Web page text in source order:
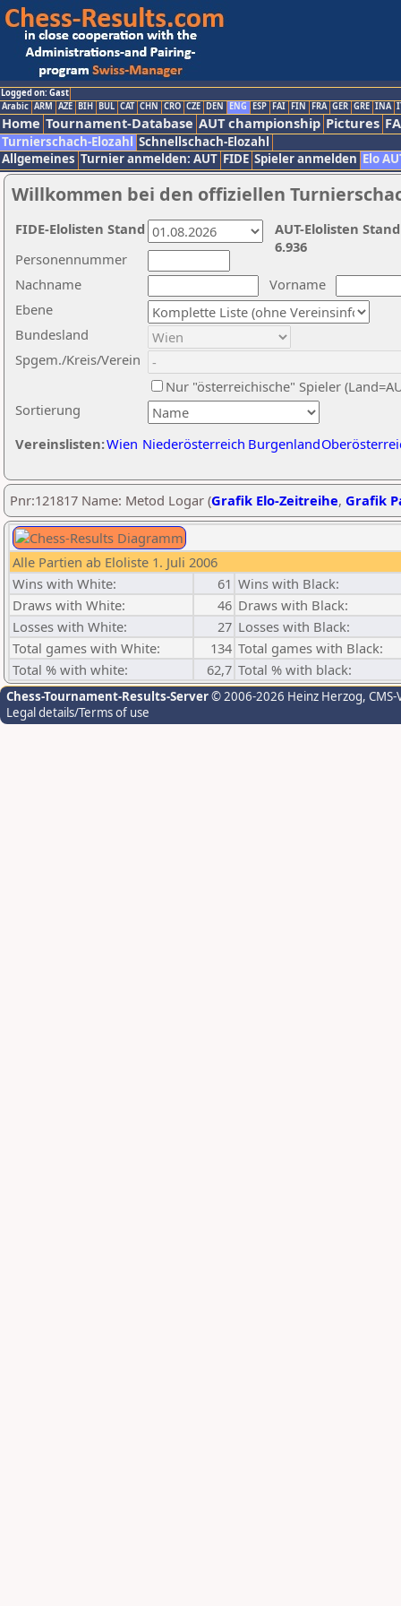
Logged on: Gast
Arabic ARM AZE BIH BUL CAT CHN CRO CZE DEN ENG ESP FAI FIN FRA GER GRE INA
Home Tournament-Database AUT championship Pictures
Turnierschach-Elozahl Schnellschach-Elozahl
Allgemeines Turnier anmelden: AUT FIDE Spieler anmelden Elo
Willkommen bei den offiziellen
Nachname
Vorname
Ebene
Sortierung
Personennummer
Bundesland
Spgem./Kreis/Verein
Nur "österreichische" Spieler
Vereinslisten:Wien Niederösterreich Burgenland
AUT-Elolisten
6.936
FIDE-Elolisten Stand
Pnr:121817 Name: Metod Logar (Grafik Elo-Zeitreihe, Grafik
Alle Partien ab Eloliste 1. Juli 2006
Wins with White:
61 Wins with Black:
Draws with White:
46 Draws with Black:
Losses with White:
27 Losses with Black:
Total games with White:
134 Total games with Black:
Total % with white:
62,7 Total % with black:
Chess-Tournament-Results-Server© 2006-2026 Heinz Herzog,
Legal details/Terms of use